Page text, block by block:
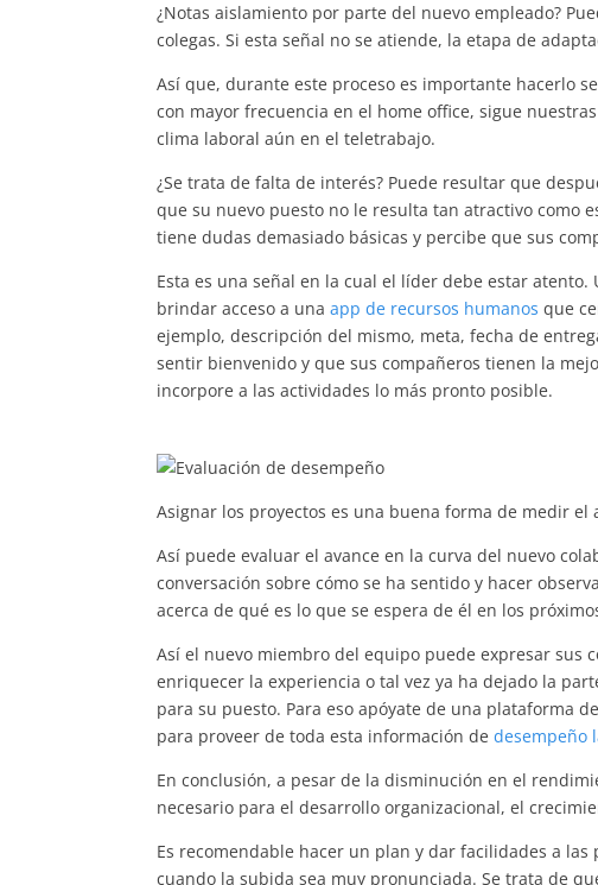
¿Notas aislamiento por parte del nuevo empleado?
colegas. Si esta señal no se atiende, la etapa de
Así que, durante este proceso es importante hacerlo
con mayor frecuencia en el home office, sigue
clima laboral aún en el teletrabajo.
¿Se trata de falta de interés? Puede resultar que
que su nuevo puesto no le resulta tan atractivo como
tiene dudas demasiado básicas y percibe que sus
Esta es una señal en la cual el líder debe estar
brindar acceso a una app de recursos humanos que
ejemplo, descripción del mismo, meta, fecha de
sentir bienvenido y que sus compañeros tienen la
incorpore a las actividades lo más pronto posible.
Asignar los proyectos es una buena forma de medir el
Así puede evaluar el avance en la curva del nuevo
conversación sobre cómo se ha sentido y hacer
acerca de qué es lo que se espera de él en los
Así el nuevo miembro del equipo puede expresar sus
enriquecer la experiencia o tal vez ya ha dejado la
para su puesto. Para eso apóyate de una plataforma
para proveer de toda esta información de desempeño
En conclusión, a pesar de la disminución en el
necesario para el desarrollo organizacional, el
Es recomendable hacer un plan y dar facilidades a
cuando la subida sea muy pronunciada. Se trata de